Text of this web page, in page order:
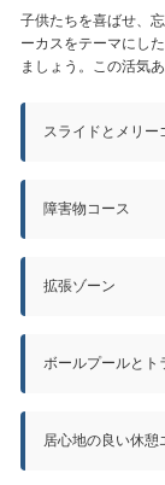
子供たちを喜ばせ、
ーカスをテーマにし
ましょう。この活気
スライドとメリー
障害物コース
拡張ゾーン
ボールプールとト
居心地の良い休憩